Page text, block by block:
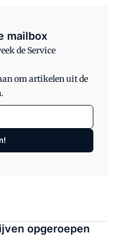
mailbox
de Service
om artikelen uit de
opgeroepen